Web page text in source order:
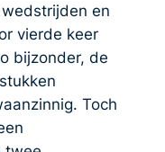
en
vierde keer
bijzonder, de
Toch